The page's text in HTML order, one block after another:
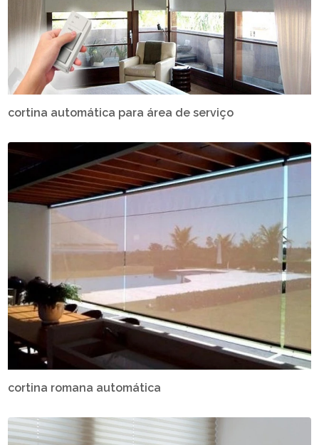
cortina automática para área de serviço
cortina romana automática